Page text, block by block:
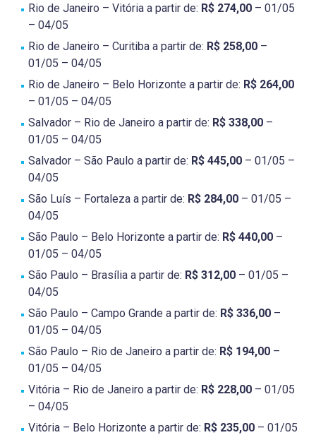
Rio de Janeiro – Vitória a partir de: R$ 274,00 – 01/05
– 04/05
Rio de Janeiro – Curitiba a partir de: R$ 258,00 –
01/05 – 04/05
Rio de Janeiro – Belo Horizonte a partir de: R$ 264,00
– 01/05 – 04/05
Salvador – Rio de Janeiro a partir de: R$ 338,00 –
01/05 – 04/05
Salvador – São Paulo a partir de: R$ 445,00 – 01/05 –
04/05
São Luís – Fortaleza a partir de: R$ 284,00 – 01/05 –
04/05
São Paulo – Belo Horizonte a partir de: R$ 440,00 –
01/05 – 04/05
São Paulo – Brasília a partir de: R$ 312,00 – 01/05 –
04/05
São Paulo – Campo Grande a partir de: R$ 336,00 –
01/05 – 04/05
São Paulo – Rio de Janeiro a partir de: R$ 194,00 –
01/05 – 04/05
Vitória – Rio de Janeiro a partir de: R$ 228,00 – 01/05
– 04/05
Vitória – Belo Horizonte a partir de: R$ 235,00 – 01/05